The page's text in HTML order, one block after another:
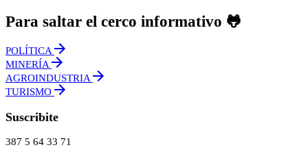
Para saltar el cerco informativo 🐸
POLÍTICA
MINERÍA
AGROINDUSTRIA
TURISMO
Suscribite
387 5 64 33 71